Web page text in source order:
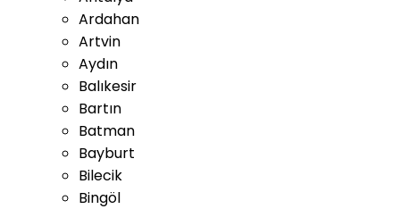
Ardahan
Artvin
Aydın
Balıkesir
Bartın
Batman
Bayburt
Bilecik
Bingöl